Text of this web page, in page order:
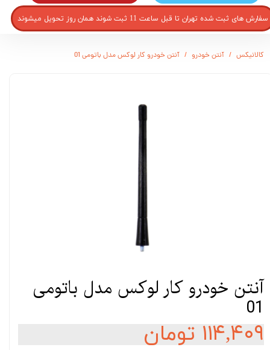
سفارش های ثبت شده تهران تا قبل ساعت 11 ثبت شوند همان روز تحویل میشوند
کالانیکس آنتن خودرو آنتن خودرو کار لوکس مدل باتومی 01
آنتن خودرو کار لوکس مدل باتومی
01
۱۱۴,۴۰۹ تومان